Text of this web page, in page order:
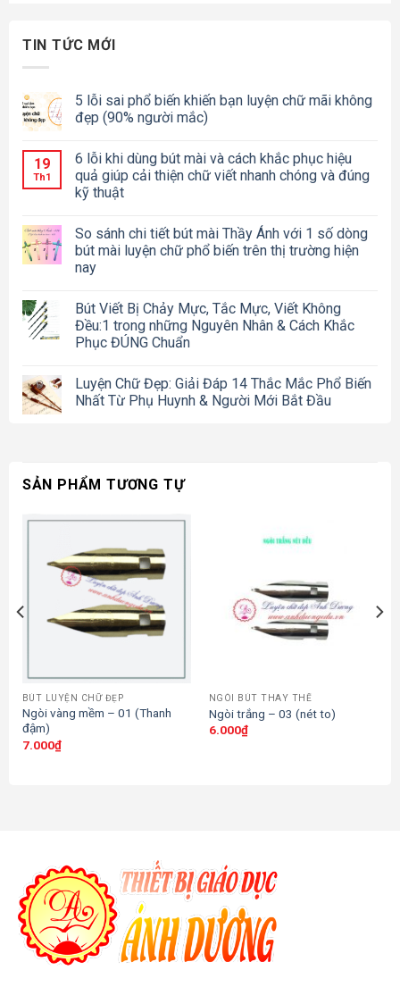
TIN TỨC MỚI
5 lỗi sai phổ biến khiến bạn luyện chữ mãi không
đẹp (90% người mắc)
19
Th1
6 lỗi khi dùng bút mài và cách khắc phục hiệu
quả giúp cải thiện chữ viết nhanh chóng và đúng
kỹ thuật
So sánh chi tiết bút mài Thầy Ánh với 1 số dòng
bút mài luyện chữ phổ biến trên thị trường hiện
nay
Bút Viết Bị Chảy Mực, Tắc Mực, Viết Không
Đều:1 trong những Nguyên Nhân & Cách Khắc
Phục ĐÚNG Chuẩn
Luyện Chữ Đẹp: Giải Đáp 14 Thắc Mắc Phổ Biến
Nhất Từ Phụ Huynh & Người Mới Bắt Đầu
SẢN PHẨM TƯƠNG TỰ
BÚT LUYỆN CHỮ ĐẸP
Ngòi vàng mềm – 01 (Thanh
đậm)
7.000₫
NGÒI BÚT THAY THẾ
Ngòi trắng – 03 (nét to)
6.000₫